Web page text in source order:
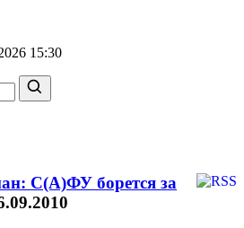
15:30
С(А)ФУ борется за